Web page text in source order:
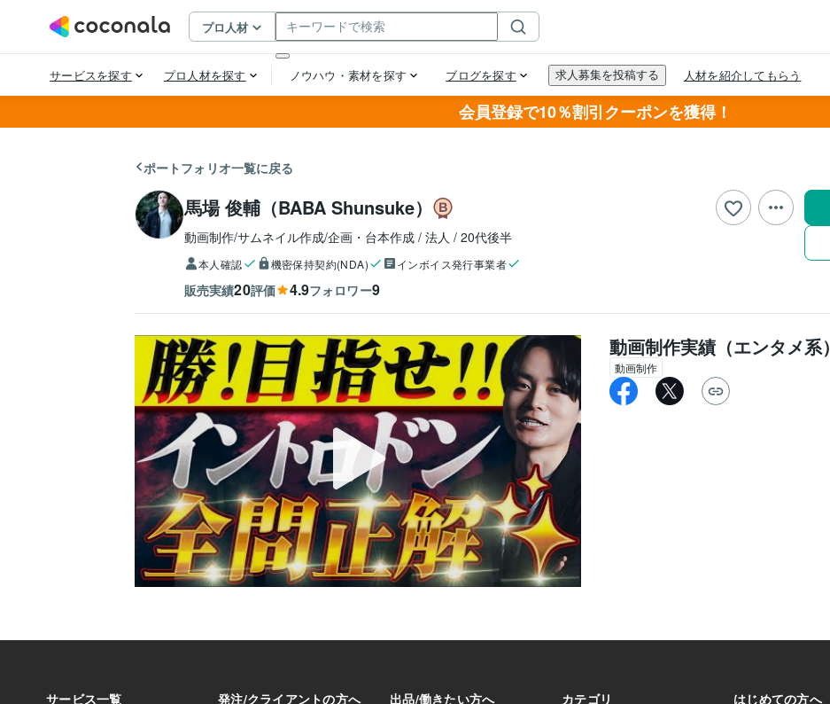
会員登録で10％割引クーポンを獲得！
ポートフォリオ一覧に戻る
馬場 俊輔（BABA Shunsuke）
動画制作/サムネイル作成/企画・台本作成 法人 20代後半
本人確認 機密保持契約(NDA) インボイス発行事業者
販売実績20評価 4.9フォロワー9
動画制作実績（エンタメ系）
動画制作